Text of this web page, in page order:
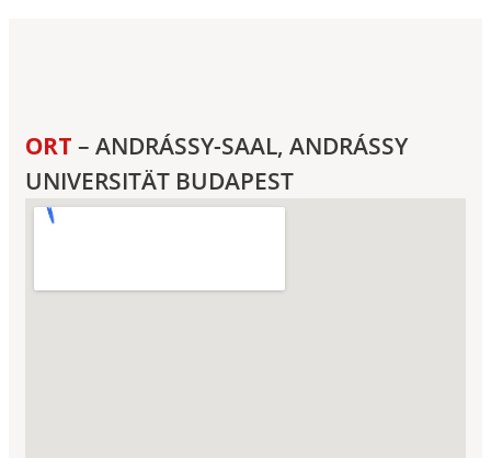
ORT – ANDRÁSSY-SAAL, ANDRÁSSY
UNIVERSITÄT BUDAPEST